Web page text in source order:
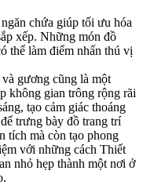
chứa giúp tối ưu hóa
xếp. Những món đồ
thể làm điểm nhấn thú vị
gương cũng là một
không gian trông rộng rãi
tạo cảm giác thoáng
trưng bày đồ trang trí
tích mà còn tạo phong
với những cách Thiết
nhỏ hẹp thành một nơi ở